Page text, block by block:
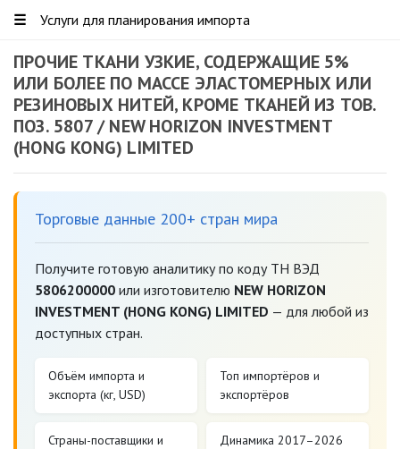
☰ Услуги для планирования импорта
ПРОЧИЕ ТКАНИ УЗКИЕ, СОДЕРЖАЩИЕ 5%
ИЛИ БОЛЕЕ ПО МАССЕ ЭЛАСТОМЕРНЫХ ИЛИ
РЕЗИНОВЫХ НИТЕЙ, КРОМЕ ТКАНЕЙ ИЗ ТОВ.
ПОЗ. 5807 / NEW HORIZON INVESTMENT
(HONG KONG) LIMITED
Торговые данные 200+ стран мира
Получите готовую аналитику по коду ТН ВЭД
5806200000 или изготовителю NEW HORIZON
INVESTMENT (HONG KONG) LIMITED — для любой из
доступных стран.
Объём импорта и
экспорта (кг, USD)
Топ импортёров и
экспортёров
Страны-поставщики и
Динамика 2017–2026